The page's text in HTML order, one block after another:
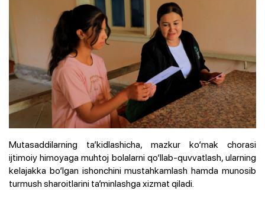
Mutasaddilarning ta’kidlashicha, mazkur ko‘mak chorasi
ijtimoiy himoyaga muhtoj bolalarni qo‘llab-quvvatlash, ularning
kelajakka bo‘lgan ishonchini mustahkamlash hamda munosib
turmush sharoitlarini ta’minlashga xizmat qiladi.